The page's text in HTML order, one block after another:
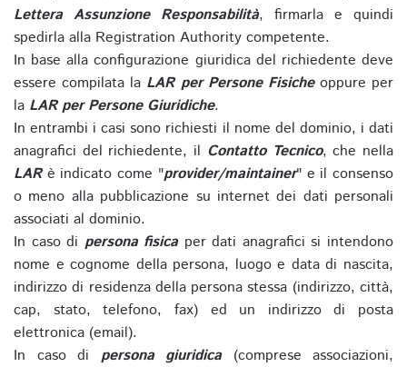
Lettera Assunzione Responsabilità, firmarla e quindi
spedirla alla Registration Authority competente.
In base alla configurazione giuridica del richiedente deve
essere compilata la LAR per Persone Fisicheoppure per
la LAR per Persone Giuridiche.
In entrambi i casi sono richiesti il nome del dominio, i dati
anagrafici del richiedente, il Contatto Tecnico, che nella
LARè indicato come "provider/maintainer" e il consenso
o meno alla pubblicazione su internet dei dati personali
associati al dominio.
In caso di persona fisicaper dati anagrafici si intendono
nome e cognome della persona, luogo e data di nascita,
indirizzo di residenza della persona stessa (indirizzo, città,
cap, stato, telefono, fax) ed un indirizzo di posta
elettronica (email).
In caso di persona giuridica(comprese associazioni,